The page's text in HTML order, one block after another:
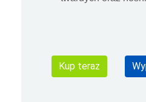
Kup teraz